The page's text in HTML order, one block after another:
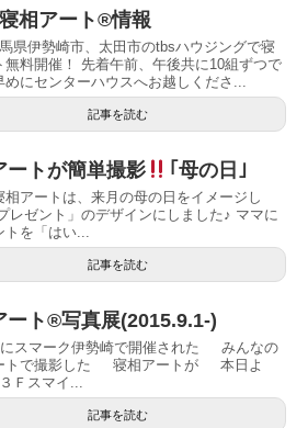
相アート®︎情報
県伊勢崎市、太田市のtbsハウジングで寝
無料開催！ 先着午前、午後共に10組ずつで
めにセンターハウスへお越しくださ...
記事を読む
ートが簡単撮影 ｢母の日｣
相アートは、来月の母の日をイメージし
レゼント」のデザインにしました♪ ママに
を「はい...
記事を読む
ート®写真展(2015.9.1-)
にスマーク伊勢崎で開催された みんなの
トで撮影した 寝相アートが 本日よ
スマイ...
記事を読む